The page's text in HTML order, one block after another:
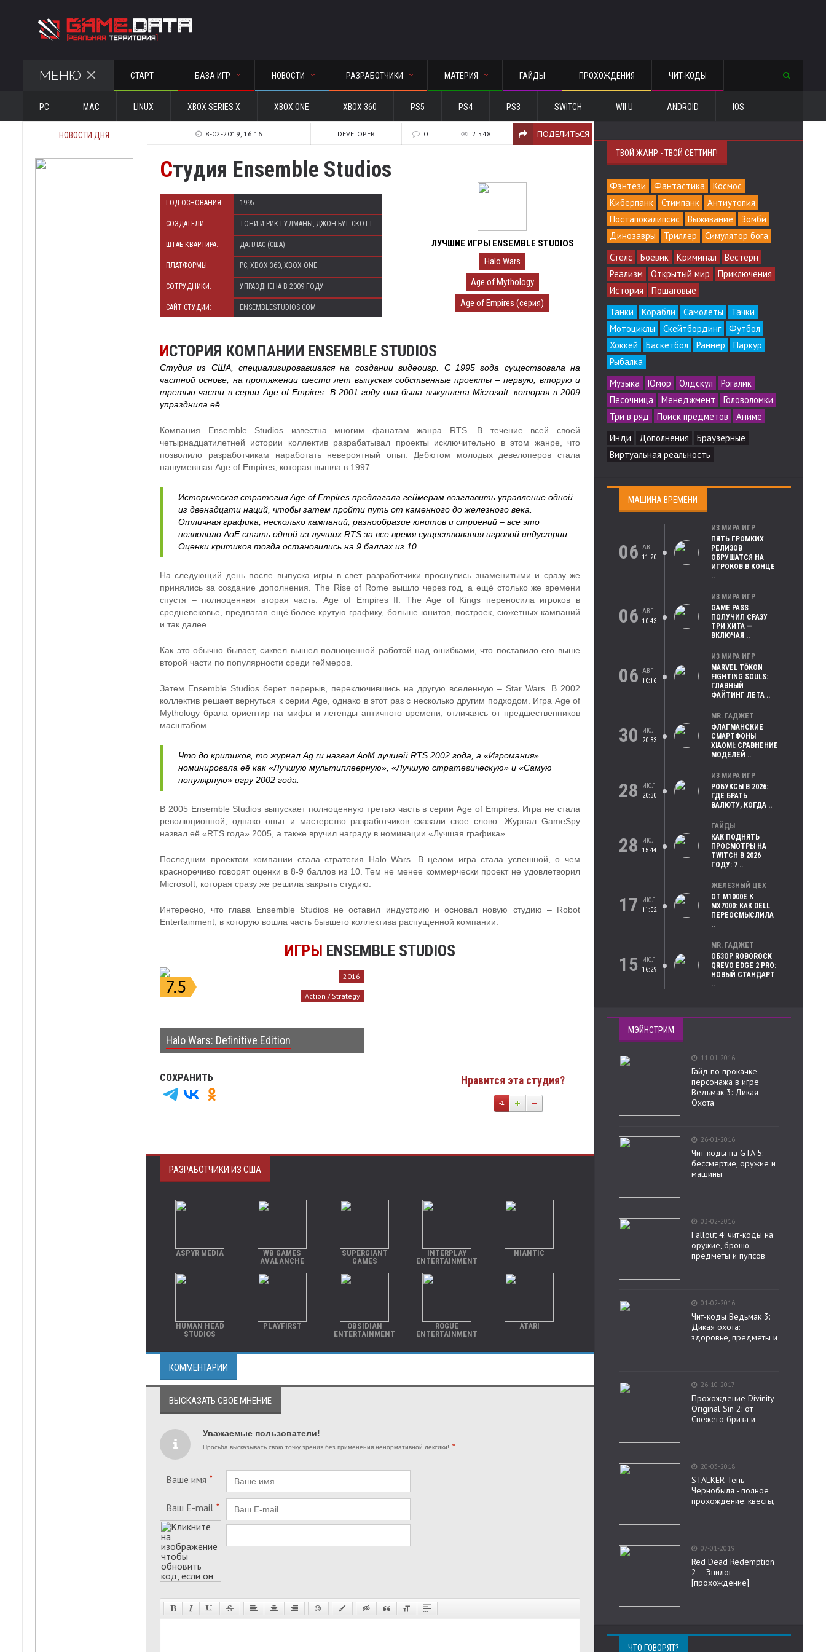
МЕНЮ СТАРТ БАЗА ИГР НОВОСТИ РАЗРАБОТЧИКИ МАТЕРИЯ ГАЙДЫ ПРОХОЖДЕНИЯ ЧИТ-КОДЫ
PC MAC LINUX XBOX SERIES X XBOX ONE XBOX 360 PS5 PS4 PS3 SWITCH WII U ANDROID IOS
НОВОСТИ ДНЯ 8-02-2019, 16:16 DEVELOPER 0 2 548 ПОДЕЛИТЬСЯ
Студия Ensemble Studios
ГОД ОСНОВАНИЯ: 1995
СОЗДАТЕЛИ: ТОНИ И РИК ГУДМАНЫ, ДЖОН БУГ-СКОТТ
ШТАБ-КВАРТИРА: ДАЛЛАС (США)
ПЛАТФОРМЫ: PC, XBOX 360, XBOX ONE
СОТРУДНИКИ: УПРАЗДНЕНА В 2009 ГОДУ
САЙТ СТУДИИ: ENSEMBLESTUDIOS.COM
ЛУЧШИЕ ИГРЫ ENSEMBLE STUDIOS
Halo Wars
Age of Mythology
Age of Empires (серия)
ИСТОРИЯ КОМПАНИИ ENSEMBLE STUDIOS
Студия из США, специализировавшаяся на создании видеоигр. С 1995 года существовала на
частной основе, на протяжении шести лет выпуская собственные проекты – первую, вторую и
третью части в серии Age of Empires. В 2001 году она была выкуплена Microsoft, которая в 2009
упразднила её.
Компания Ensemble Studios известна многим фанатам жанра RTS. В течение всей своей
четырнадцатилетней истории коллектив разрабатывал проекты исключительно в этом жанре, что
позволило разработчикам наработать невероятный опыт. Дебютом молодых девелоперов стала
нашумевшая Age of Empires, которая вышла в 1997.
Историческая стратегия Age of Empires предлагала геймерам возглавить управление одной
из двенадцати наций, чтобы затем пройти путь от каменного до железного века.
Отличная графика, несколько кампаний, разнообразие юнитов и строений – все это
позволило AoE стать одной из лучших RTS за все время существования игровой индустрии.
Оценки критиков тогда остановились на 9 баллах из 10.
На следующий день после выпуска игры в свет разработчики проснулись знаменитыми и сразу же
принялись за создание дополнения. The Rise of Rome вышло через год, а ещё столько же времени
спустя – полноценная вторая часть. Age of Empires II: The Age of Kings переносила игроков в
средневековье, предлагая ещё более крутую графику, больше юнитов, построек, сюжетных кампаний
и так далее.
Как это обычно бывает, сиквел вышел полноценной работой над ошибками, что поставило его выше
второй части по популярности среди геймеров.
Затем Ensemble Studios берет перерыв, переключившись на другую вселенную – Star Wars. В 2002
коллектив решает вернуться к серии Age, однако в этот раз с несколько другим подходом. Игра Age of
Mythology брала ориентир на мифы и легенды античного времени, отличаясь от предшественников
масштабом.
Что до критиков, то журнал Ag.ru назвал AoM лучшей RTS 2002 года, а «Игромания»
номинировала её как «Лучшую мультиплеерную», «Лучшую стратегическую» и «Самую
популярную» игру 2002 года.
В 2005 Ensemble Studios выпускает полноценную третью часть в серии Age of Empires. Игра не стала
революционной, однако опыт и мастерство разработчиков сказали свое слово. Журнал GameSpy
назвал её «RTS года» 2005, а также вручил награду в номинации «Лучшая графика».
Последним проектом компании стала стратегия Halo Wars. В целом игра стала успешной, о чем
красноречиво говорят оценки в 8-9 баллов из 10. Тем не менее коммерчески проект не удовлетворил
Microsoft, которая сразу же решила закрыть студию.
Интересно, что глава Ensemble Studios не оставил индустрию и основал новую студию – Robot
Entertainment, в которую вошла часть бывшего коллектива распущенной компании.
ИГРЫ ENSEMBLE STUDIOS
Halo Wars: Definitive Edition
2016
Action / Strategy
Нравится эта студия?
-1
СОХРАНИТЬ
РАЗРАБОТЧИКИ ИЗ США
ASPYR MEDIA
WB GAMES
AVALANCHE
SUPERGIANT
GAMES
INTERPLAY
ENTERTAINMENT
NIANTIC
HUMAN HEAD
STUDIOS
PLAYFIRST
OBSIDIAN
ENTERTAINMENT
ROGUE
ENTERTAINMENT
ATARI
КОММЕНТАРИИ
ВЫСКАЗАТЬ СВОЁ МНЕНИЕ
Уважаемые пользователи!
Просьба высказывать свою точку зрения без применения ненормативной лексики! *
Ваше имя *
Ваш E-mail *
ТВОЙ ЖАНР - ТВОЙ СЕТТИНГ!
Фэнтези Фантастика
Космос
Киберпанк
Стимпанк
Антиутопия
Постапокалипсис
Выживание
Зомби
Динозавры
Триллер
Симулятор бога
Стелс
Боевик Криминал
Вестерн
Реализм
Открытый мир
Приключения
История
Пошаговые
Танки
Корабли Самолеты
Тачки
Мотоциклы
Скейтбординг
Футбол
Хоккей
Баскетбол Раннер
Паркур
Рыбалка
Музыка
Юмор Олдскул
Рогалик
Песочница
Менеджмент
Головоломки
Три в ряд
Поиск предметов
Аниме
Инди
Дополнения
Браузерные
Виртуальная реальность
МАШИНА ВРЕМЕНИ
06 АВГ
11:20
ИЗ МИРА ИГР
ПЯТЬ ГРОМКИХ
РЕЛИЗОВ
ОБРУШАТСЯ НА
ИГРОКОВ В КОНЦЕ
..
06 АВГ
10:43
ИЗ МИРА ИГР
GAME PASS
ПОЛУЧИЛ СРАЗУ
ТРИ ХИТА —
ВКЛЮЧАЯ ..
06 АВГ
10:16
ИЗ МИРА ИГР
MARVEL TŌKON
FIGHTING SOULS:
ГЛАВНЫЙ
ФАЙТИНГ ЛЕТА ..
30
ИЮЛ
20:33
MR. ГАДЖЕТ
ФЛАГМАНСКИЕ
СМАРТФОНЫ
XIAOMI: СРАВНЕНИЕ
МОДЕЛЕЙ ..
28
ИЮЛ
20:30
ИЗ МИРА ИГР
РОБУКСЫ В 2026:
ГДЕ БРАТЬ
ВАЛЮТУ, КОГДА ..
28
ИЮЛ
15:44
ГАЙДЫ
КАК ПОДНЯТЬ
ПРОСМОТРЫ НА
TWITCH В 2026
ГОДУ: 7 ..
17
ИЮЛ
11:02
ЖЕЛЕЗНЫЙ ЦЕХ
ОТ M1000E К
MX7000: КАК DELL
ПЕРЕОСМЫСЛИЛА
..
15
ИЮЛ
16:29
MR. ГАДЖЕТ
ОБЗОР ROBOROCK
QREVO EDGE 2 PRO:
НОВЫЙ СТАНДАРТ
..
МЭЙНСТРИМ
11-01-2016
Гайд по прокачке
персонажа в игре
Ведьмак 3: Дикая
Охота
26-01-2016
Чит-коды на GTA 5:
бессмертие, оружие и
машины
03-02-2016
Fallout 4: чит-коды на
оружие, броню,
предметы и пупсов
01-02-2016
Чит-коды Ведьмак 3:
Дикая охота:
здоровье, предметы и
26-10-2017
Прохождение Divinity
Original Sin 2: от
Свежего бриза и
20-03-2018
STALKER Тень
Чернобыля - полное
прохождение: квесты,
07-01-2019
Red Dead Redemption
2 – Эпилог
[прохождение]
ЧТО ГОВОРЯТ?